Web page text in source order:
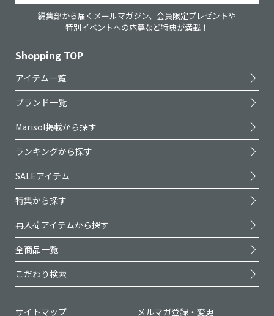
編集部から届くメールマガジン、会員限定プレゼントや
特別イベントへの応募など特典が満載！
Shopping TOP
アイテム一覧
ブランド一覧
Marisol掲載から探す
ランキングから探す
SALEアイテム
特集から探す
再入荷アイテムから探す
全商品一覧
こだわり検索
サイトマップ メルマガ登録・変更